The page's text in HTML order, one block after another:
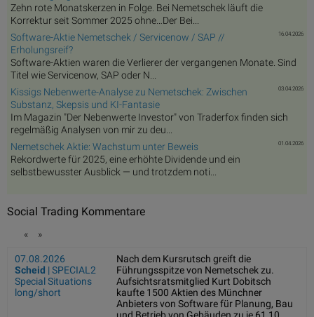
Zehn rote Monatskerzen in Folge. Bei Nemetschek läuft die
Korrektur seit Sommer 2025 ohne…Der Bei...
16.04.2026
Software-Aktie Nemetschek / Servicenow / SAP //
Erholungsreif?
Software-Aktien waren die Verlierer der vergangenen Monate. Sind
Titel wie Servicenow, SAP oder N...
03.04.2026
Kissigs Nebenwerte-Analyse zu Nemetschek: Zwischen
Substanz, Skepsis und KI-Fantasie
Im Magazin "Der Nebenwerte Investor" von Traderfox finden sich
regelmäßig Analysen von mir zu deu...
01.04.2026
Nemetschek Aktie: Wachstum unter Beweis
Rekordwerte für 2025, eine erhöhte Dividende und ein
selbstbewusster Ausblick — und trotzdem noti...
Social Trading Kommentare
« »
07.08.2026
Scheid | SPECIAL2
Special Situations
long/short
Nach dem Kursrutsch greift die
Führungsspitze von Nemetschek zu.
Aufsichtsratsmitglied Kurt Dobitsch
kaufte 1500 Aktien des Münchner
Anbieters von Software für Planung, Bau
und Betrieb von Gebäuden zu je 61,10